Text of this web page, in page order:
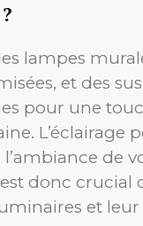
lampes
et des
pour une
L’éclairage
de
donc crucial
et leur